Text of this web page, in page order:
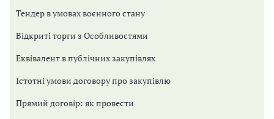
Тендер в умовах воєнного стану
Відкриті торги з Особливостями
Еквівалент в публічних закупівлях
Істотні умови договору про закупівлю
Прямий договір: як провести